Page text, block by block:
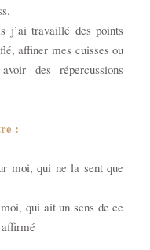
j’ai travaillé des points
affiner mes cuisses ou
des répercussions
:
moi, qui ne la sent que
qui ait un sens de ce